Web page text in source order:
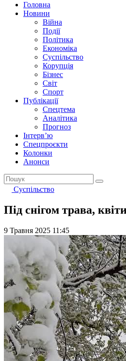
Головна
Новини
Війна
Події
Політика
Економіка
Суспільство
Корупція
Бізнес
Світ
Спорт
Публікації
Спецтема
Аналітика
Прогноз
Інтерв’ю
Спецпроєкти
Колонки
Анонси
Суспільство
Під снігом трава,
9 Травня 2025 11:45